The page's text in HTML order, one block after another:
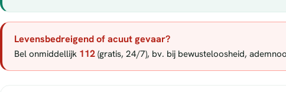
Levensbedreigend of acuut gevaar?
Bel onmiddellijk 112 (gratis, 24/7), bv. bij bewusteloosheid,